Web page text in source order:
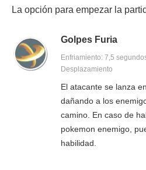
La opción para empezar la
Golpes Furia
Enfriamiento: 7,5
Desplazamiento
El atacante se lanza
dañando a los
camino. En caso de
pokemon enemigo,
habilidad.